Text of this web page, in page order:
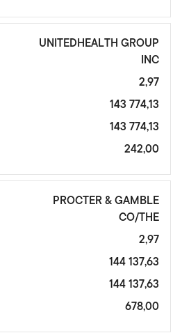
UNITEDHEALTH GROUP
INC
2,97
143 774,13
143 774,13
242,00
PROCTER & GAMBLE
CO/THE
2,97
144 137,63
144 137,63
678,00